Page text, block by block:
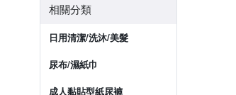
相關分類
日用清潔/洗沐/美髮
尿布/濕紙巾
成人黏貼型紙尿褲